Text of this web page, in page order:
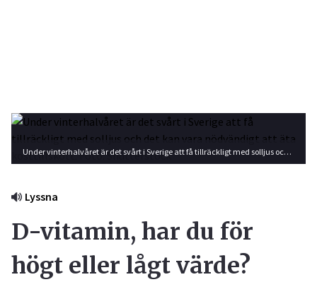
Under vinterhalvåret är det svårt i Sverige att få tillräckligt med solljus och det kan vara nödvändigt att äta kosttillskott. Foto: Shutterstock
Lyssna
D-vitamin, har du för
högt eller lågt värde?